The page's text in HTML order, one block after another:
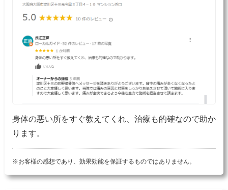
身体の悪い所をすぐ教えてくれ、治療も的確なので助か
ります。
※お客様の感想であり、効果効能を保証するものではありません。